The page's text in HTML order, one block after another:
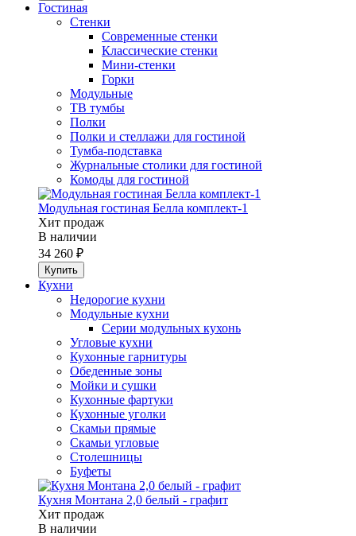
Гостиная
Стенки
Современные стенки
Классические стенки
Мини-стенки
Горки
Модульные
ТВ тумбы
Полки
Полки и стеллажи для гостиной
Тумба-подставка
Журнальные столики для гостиной
Комоды для гостиной
Модульная гостиная Белла комплект-1
Хит продаж
В наличии
34 260 ₽
Кухни
Недорогие кухни
Модульные кухни
Серии модульных кухонь
Угловые кухни
Кухонные гарнитуры
Обеденные зоны
Мойки и сушки
Кухонные фартуки
Кухонные уголки
Скамьи прямые
Скамьи угловые
Столешницы
Буфеты
Кухня Монтана 2,0 белый - графит
Хит продаж
В наличии